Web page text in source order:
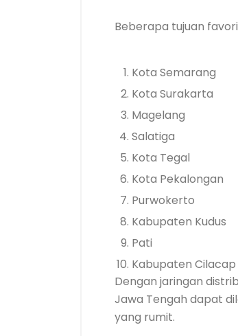
Beberapa tujuan
Kota Semarang
Kota Surakarta
Magelang
Salatiga
Kota Tegal
Kota Pekalongan
Purwokerto
Kabupaten Kudus
Pati
Kabupaten Cilacap
Dengan jaringan
Jawa Tengah dapat
yang rumit.